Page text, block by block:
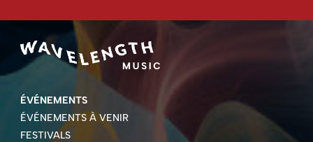
ÉVÉNEMENTS
ÉVÉNEMENTS À VENIR
FESTIVALS